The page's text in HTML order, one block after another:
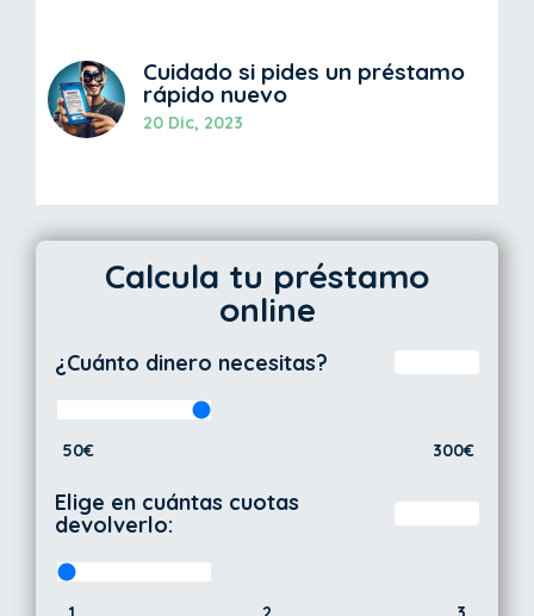
Cuidado si pides un préstamo
rápido nuevo
20 Dic, 2023
Calcula tu préstamo
online
¿Cuánto dinero necesitas?
50€ 300€
Elige en cuántas cuotas
devolverlo: